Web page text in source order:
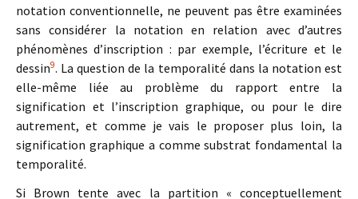
notation conventionnelle, ne peuvent pas être examinées
sans considérer la notation en relation avec d’autres
phénomènes d’inscription : par exemple, l’écriture et le
dessin9. La question de la temporalité dans la notation est
elle-même liée au problème du rapport entre la
signification et l’inscription graphique, ou pour le dire
autrement, et comme je vais le proposer plus loin, la
signification graphique a comme substrat fondamental la
temporalité.
Si Brown tente avec la partition « conceptuellement